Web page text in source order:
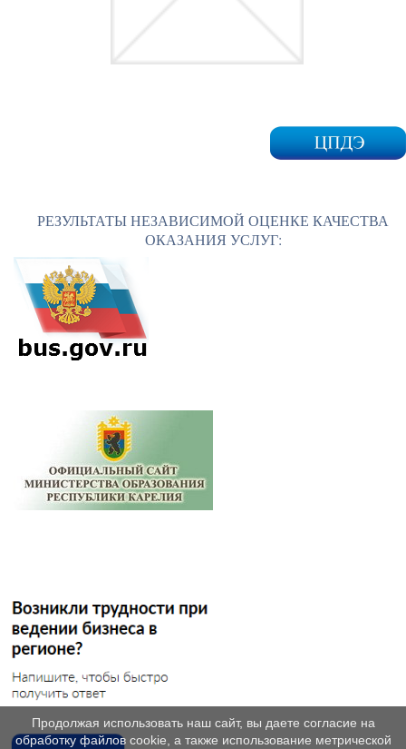
РЕЗУЛЬТАТЫ НЕЗАВИСИМОЙ ОЦЕНКЕ КАЧЕСТВА
ОКАЗАНИЯ УСЛУГ:
Продолжая использовать наш сайт, вы даете согласие на
обработку файлов cookie, а также использование метрической